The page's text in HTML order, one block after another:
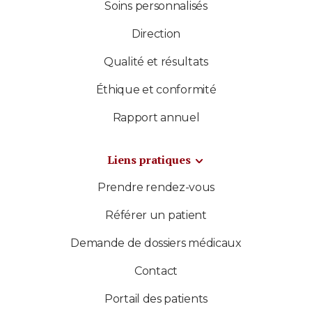
Soins personnalisés
Direction
Qualité et résultats
Éthique et conformité
Rapport annuel
Liens pratiques
Prendre rendez-vous
Référer un patient
Demande de dossiers médicaux
Contact
Portail des patients